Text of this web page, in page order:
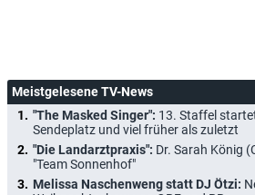
Meistgelesene TV-News
"The Masked Singer": 13. Staffel
Sendeplatz und viel früher als zuletzt
"Die Landarztpraxis": Dr. Sarah König
"Team Sonnenhof"
Melissa Naschenweng statt DJ Ötzi: